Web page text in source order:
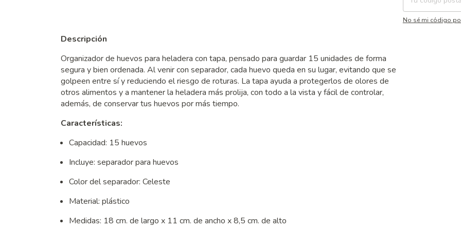
No sé mi código
Descripción
Organizador de huevos para heladera con tapa, pensado para guardar 15 unidades de forma
segura y bien ordenada. Al venir con separador, cada huevo queda en su lugar, evitando que se
golpeen entre sí y reduciendo el riesgo de roturas. La tapa ayuda a protegerlos de olores de
otros alimentos y a mantener la heladera más prolija, con todo a la vista y fácil de controlar,
además, de conservar tus huevos por más tiempo.
Características:
Capacidad: 15 huevos
Incluye: separador para huevos
Color del separador: Celeste
Material: plástico
Medidas: 18 cm. de largo x 11 cm. de ancho x 8,5 cm. de alto